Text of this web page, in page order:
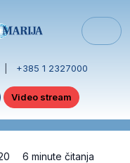
+385 1 2327000
Video stream
6 minute čitanja